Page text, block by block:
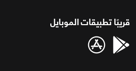
قريبًا تطبيقات الموبايل